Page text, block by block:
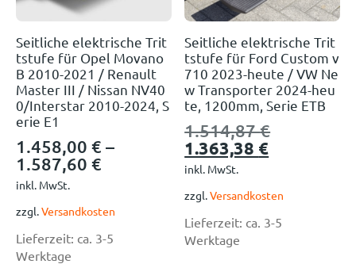
Seitliche elektrische Trit
tstufe für Opel Movano
B 2010-2021 / Renault
Master III / Nissan NV40
0/Interstar 2010-2024, S
erie E1
1.458,00 € –
1.587,60 €
inkl. MwSt.
zzgl.Versandkosten
Lieferzeit: ca. 3-5
Werktage
Seitliche elektrische Trit
tstufe für Ford Custom v
710 2023-heute / VW Ne
w Transporter 2024-heu
te, 1200mm, Serie ETB
1.514,87€
1.363,38 €
inkl. MwSt.
zzgl.Versandkosten
Lieferzeit: ca. 3-5
Werktage